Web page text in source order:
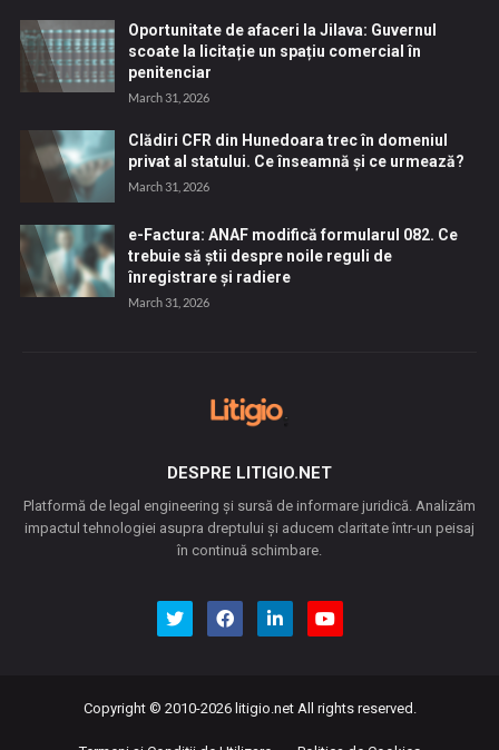
Oportunitate de afaceri la Jilava: Guvernul
scoate la licitație un spațiu comercial în
penitenciar
March 31, 2026
Clădiri CFR din Hunedoara trec în domeniul
privat al statului. Ce înseamnă și ce urmează?
March 31, 2026
e-Factura: ANAF modifică formularul 082. Ce
trebuie să știi despre noile reguli de
înregistrare și radiere
March 31, 2026
DESPRE LITIGIO.NET
Platformă de legal engineering și sursă de informare juridică. Analizăm
impactul tehnologiei asupra dreptului și aducem claritate într-un peisaj
în continuă schimbare.
Copyright © 2010-2026 litigio.netAll rights reserved.